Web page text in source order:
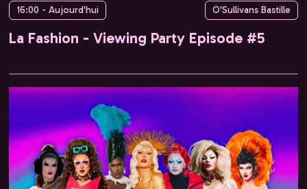
16:00 - Aujourd'hui O'Sullivans Bastille
La Fashion - Viewing Party Episode #5